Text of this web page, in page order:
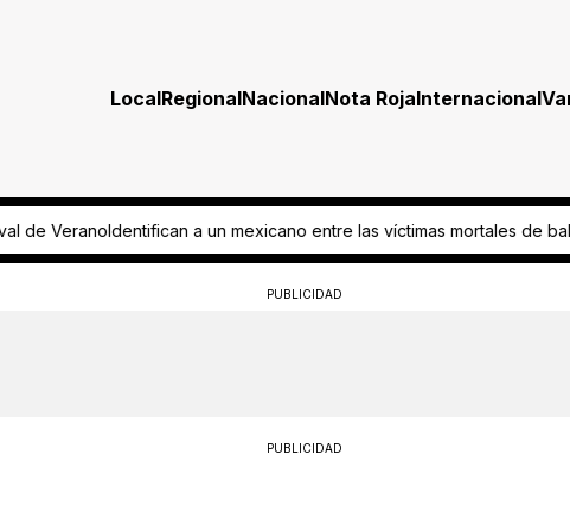
LocalRegionalNacionalNota RojaInternacional
las víctimas mortales de balacera en Seattle¡De terror!
PUBLICIDAD
PUBLICIDAD